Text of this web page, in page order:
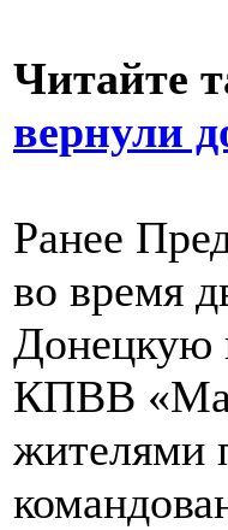
Читайте
вернули
Ранее
во время
Донецкую
КПВВ
жителями